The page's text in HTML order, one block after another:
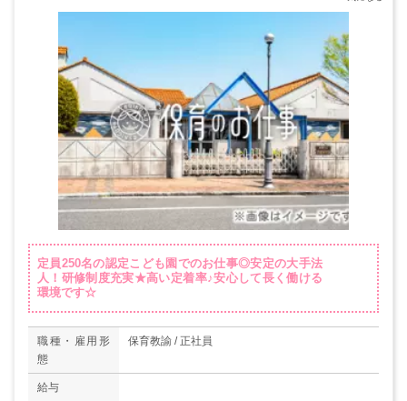
定員250名の認定こども園でのお仕事◎安定の大手法
人！研修制度充実★高い定着率♪安心して長く働ける
環境です☆
職種・雇用形
態
保育教諭 / 正社員
給与